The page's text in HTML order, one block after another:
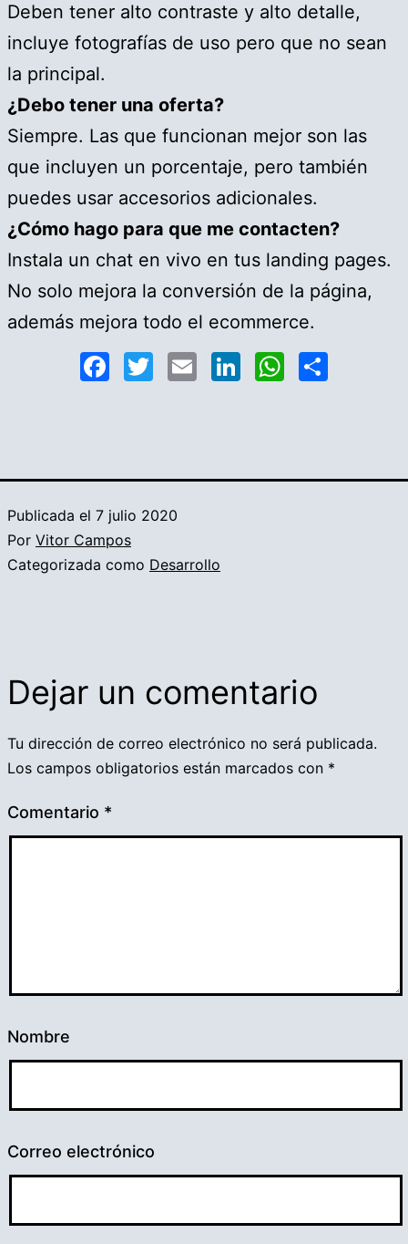
Deben tener alto contraste y alto detalle,
incluye fotografías de uso pero que no sean
la principal.
¿Debo tener una oferta?
Siempre. Las que funcionan mejor son las
que incluyen un porcentaje, pero también
puedes usar accesorios adicionales.
¿Cómo hago para que me contacten?
Instala un chat en vivo en tus landing pages.
No solo mejora la conversión de la página,
además mejora todo el ecommerce.
Facebook
TwitterEmailLinkedIn
Publicada el 7 julio 2020
Por Vitor Campos
Categorizada como Desarrollo
Dejar un comentario
Tu dirección de correo electrónico no será publicada.
Los campos obligatorios están marcados con *
Comentario *
Nombre
Correo electrónico